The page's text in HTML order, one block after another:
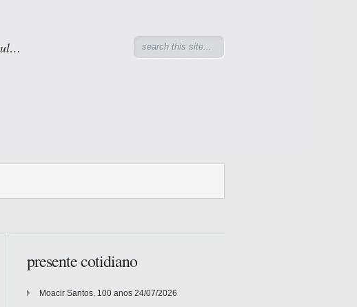
presente cotidiano
Moacir Santos, 100 anos 24/07/2026